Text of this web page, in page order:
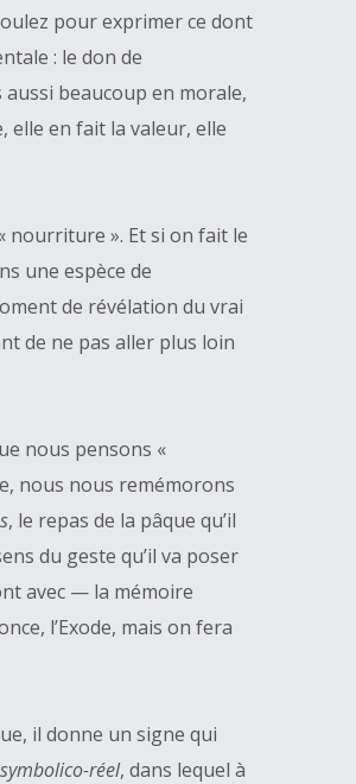
pour exprimer ce dont
: le don de
aussi beaucoup en morale,
elle en fait la valeur, elle
nourriture ». Et si on fait le
une espèce de
de révélation du vrai
de ne pas aller plus loin
nous pensons «
nous nous remémorons
, le repas de la pâque qu’il
du geste qu’il va poser
avec — la mémoire
l’Exode, mais on fera
il donne un signe qui
réel, dans lequel à